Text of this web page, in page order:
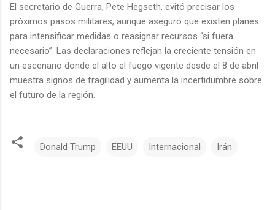
El secretario de Guerra, Pete Hegseth, evitó precisar los
próximos pasos militares, aunque aseguró que existen planes
para intensificar medidas o reasignar recursos “si fuera
necesario”. Las declaraciones reflejan la creciente tensión en
un escenario donde el alto el fuego vigente desde el 8 de abril
muestra signos de fragilidad y aumenta la incertidumbre sobre
el futuro de la región.
Donald Trump EEUU Internacional Irán